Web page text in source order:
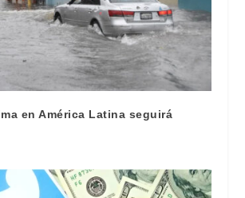
en América Latina seguirá